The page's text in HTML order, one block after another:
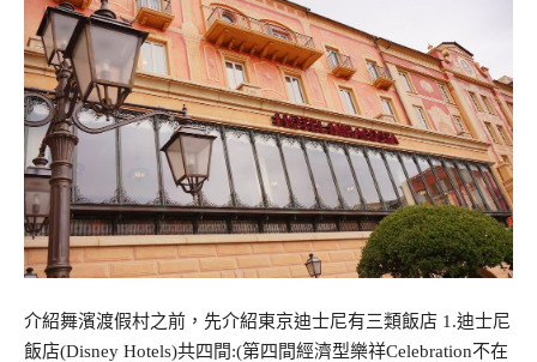
介紹舞濱渡假村之前，先介紹東京迪士尼有三類飯店 1.迪士尼
飯店(Disney Hotels)共四間:(第四間經濟型樂祥Celebration不在